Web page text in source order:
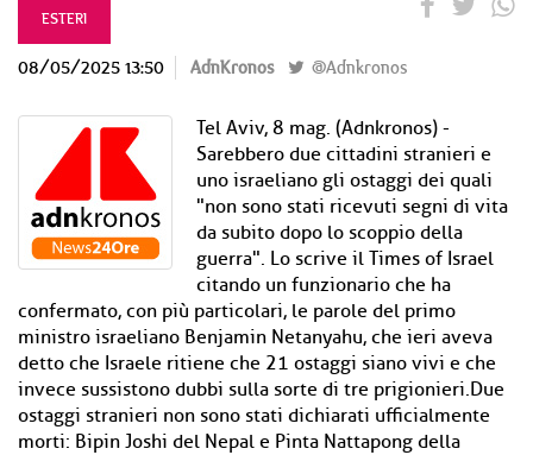
ESTERI
08/05/2025 13:50 AdnKronos @Adnkronos
Tel Aviv, 8 mag. (Adnkronos) -
Sarebbero due cittadini stranieri e
uno israeliano gli ostaggi dei quali
"non sono stati ricevuti segni di vita
da subito dopo lo scoppio della
guerra". Lo scrive il Times of Israel
citando un funzionario che ha
confermato, con più particolari, le parole del primo
ministro israeliano Benjamin Netanyahu, che ieri aveva
detto che Israele ritiene che 21 ostaggi siano vivi e che
invece sussistono dubbi sulla sorte di tre prigionieri.Due
ostaggi stranieri non sono stati dichiarati ufficialmente
morti: Bipin Joshi del Nepal e Pinta Nattapong della